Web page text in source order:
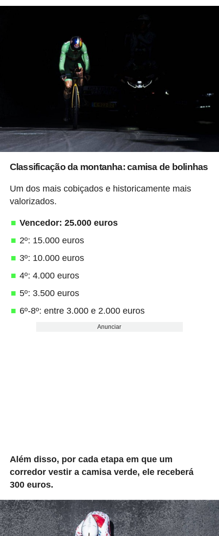
Classificação da montanha: camisa de bolinhas
Um dos mais cobiçados e historicamente mais
valorizados.
Vencedor: 25.000 euros
2º: 15.000 euros
3º: 10.000 euros
4º: 4.000 euros
5º: 3.500 euros
6º-8º: entre 3.000 e 2.000 euros
Anunciar
Além disso, por cada etapa em que um
corredor vestir a camisa verde, ele receberá
300 euros.